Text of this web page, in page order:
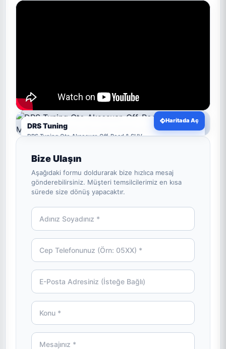
DRS Tuning
DRS Tuning Oto Aksesuar, Off-Road & SUV
Haritada Aç
Bize Ulaşın
Aşağıdaki formu doldurarak bize hızlıca mesaj
gönderebilirsiniz. Müşteri temsilcilerimiz en kısa
sürede size dönüş yapacaktır.